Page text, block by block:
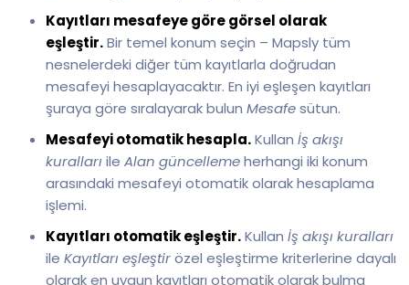
Kayıtları mesafeye göre görsel olarak
eşleştir.Bir temel konum seçin – Mapsly tüm
nesnelerdeki diğer tüm kayıtlarla doğrudan
mesafeyi hesaplayacaktır. En iyi eşleşen kayıtları
şuraya göre sıralayarak bulun Mesafesütun.
Mesafeyi otomatik hesapla.Kullan İş akışı
kuralları ile Alan güncellemeherhangi iki konum
arasındaki mesafeyi otomatik olarak hesaplama
işlemi.
Kayıtları otomatik eşleştir.Kullan İş akışı kuralları
ile Kayıtları eşleştirözel eşleştirme kriterlerine dayalı
olarak en uygun kayıtları otomatik olarak bulma